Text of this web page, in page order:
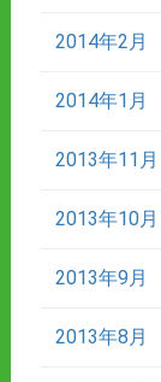
2014年2月
2014年1月
2013年11月
2013年10月
2013年9月
2013年8月